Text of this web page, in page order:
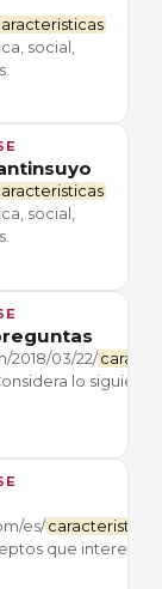
social,
social,
2018/03/22/
lo siguiente
es/ caracteristicas
que interesan